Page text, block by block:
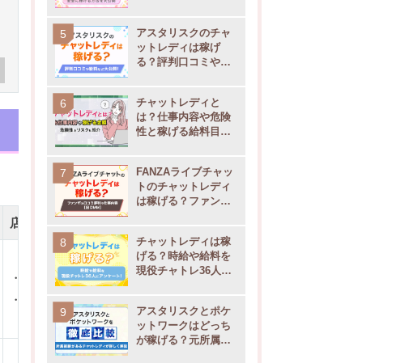
店舗一覧
・松戸店
・松戸GB店
・当日25日
アスタリスクのチャ
ットレディは稼げ
る？評判口コミや通
開
チャットレディと
は？仕事内容や危険
性と稼げる給料目安
FANZAライブチャッ
トのチャットレディ
は稼げる？ファンザ
チャットレディは稼
げる？時給や給料を
現役チャトレ36人に
アスタリスクとポケ
ットワークはどっち
が稼げる？元所属チ